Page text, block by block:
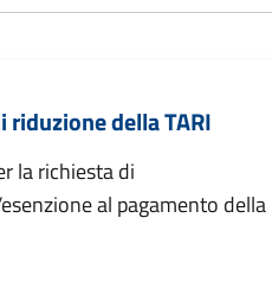
riduzione della TARI
la richiesta di
al pagamento della